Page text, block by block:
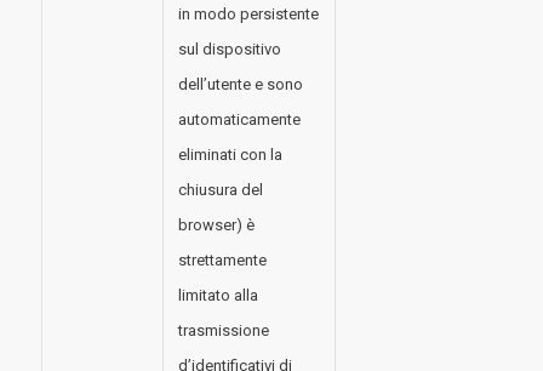
in modo persistente
sul dispositivo
dell’utente e sono
automaticamente
eliminati con la
chiusura del
browser) è
strettamente
limitato alla
trasmissione
d’identificativi di